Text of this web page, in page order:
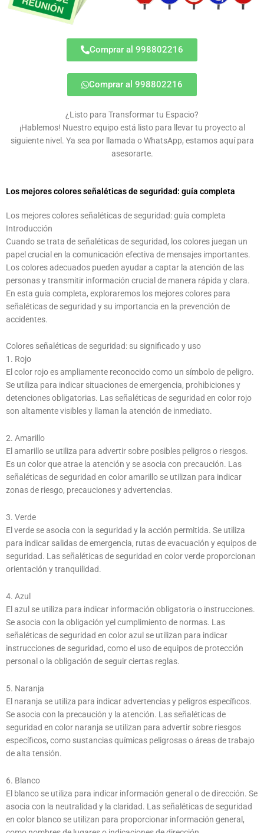
Comprar al 998802216
Comprar al 998802216
¿Listo para Transformar tu Espacio?
¡Hablemos! Nuestro equipo está listo para llevar tu proyecto al
siguiente nivel. Ya sea por llamada o WhatsApp, estamos aquí para
asesorarte.
Los mejores colores señaléticas de seguridad: guía completa
Los mejores colores señaléticas de seguridad: guía completa
Introducción
Cuando se trata de señaléticas de seguridad, los colores juegan un
papel crucial en la comunicación efectiva de mensajes importantes.
Los colores adecuados pueden ayudar a captar la atención de las
personas y transmitir información crucial de manera rápida y clara.
En esta guía completa, exploraremos los mejores colores para
señaléticas de seguridad y su importancia en la prevención de
accidentes.
Colores señaléticas de seguridad: su significado y uso
1. Rojo
El color rojo es ampliamente reconocido como un símbolo de peligro.
Se utiliza para indicar situaciones de emergencia, prohibiciones y
detenciones obligatorias. Las señaléticas de seguridad en color rojo
son altamente visibles y llaman la atención de inmediato.
2. Amarillo
El amarillo se utiliza para advertir sobre posibles peligros o riesgos.
Es un color que atrae la atención y se asocia con precaución. Las
señaléticas de seguridad en color amarillo se utilizan para indicar
zonas de riesgo, precauciones y advertencias.
3. Verde
El verde se asocia con la seguridad y la acción permitida. Se utiliza
para indicar salidas de emergencia, rutas de evacuación y equipos de
seguridad. Las señaléticas de seguridad en color verde proporcionan
orientación y tranquilidad.
4. Azul
El azul se utiliza para indicar información obligatoria o instrucciones.
Se asocia con la obligación yel cumplimiento de normas. Las
señaléticas de seguridad en color azul se utilizan para indicar
instrucciones de seguridad, como el uso de equipos de protección
personal o la obligación de seguir ciertas reglas.
5. Naranja
El naranja se utiliza para indicar advertencias y peligros específicos.
Se asocia con la precaución y la atención. Las señaléticas de
seguridad en color naranja se utilizan para advertir sobre riesgos
específicos, como sustancias químicas peligrosas o áreas de trabajo
de alta tensión.
6. Blanco
El blanco se utiliza para indicar información general o de dirección. Se
asocia con la neutralidad y la claridad. Las señaléticas de seguridad
en color blanco se utilizan para proporcionar información general,